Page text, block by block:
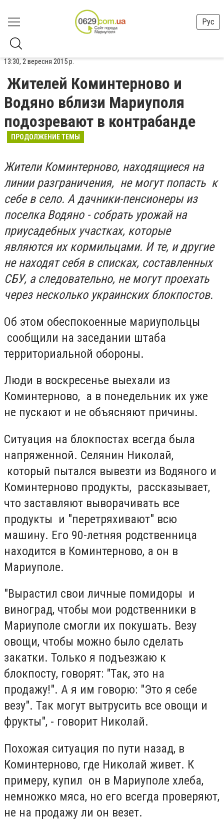
Рус
13:30, 2 вересня 2015 р.
Жителей Коминтерново и
Водяно вблизи Мариуполя
подозревают в контрабанде
ПРОДОЛЖЕНИЕ ТЕМЫ
Жители Коминтерново, находящиеся на
линии разграничения, не могут попасть к
себе в село. А дачники-пенсионеры из
поселка Водяно - собрать урожай на
приусадебных участках, которые
являются их кормильцами. И те, и другие
не находят себя в списках, составленных
СБУ, а следовательно, не могут проехать
через несколько украинских блокпостов.
Об этом обеспокоенные мариупольцы
сообщили на заседании штаба
территориальной обороны.
Люди в воскресенье выехали из
Коминтерново, а в понедельник их уже
не пускают и не объясняют причины.
Ситуация на блокпостах всегда была
напряженной. Селянин Николай,
который пытался вывезти из Водяного и
Коминтерново продукты, рассказывает,
что заставляют выворачивать все
продукты и "перетряхивают" всю
машину. Его 90-летняя родственница
находится в Коминтерново, а он в
Мариуполе.
"Вырастил свои личные помидоры и
виноград, чтобы мои родственники в
Мариуполе смогли их покушать. Везу
овощи, чтобы можно было сделать
закатки. Только я подъезжаю к
блокпосту, говорят: "Так, это на
продажу!". А я им говорю: "Это я себе
везу". Так могут вытрусить все овощи и
фрукты", - говорит Николай.
Похожая ситуация по пути назад, в
Коминтерново, где Николай живет. К
примеру, купил он в Мариуполе хлеба,
немножко мяса, но его всегда проверяют,
не на продажу ли он везет.